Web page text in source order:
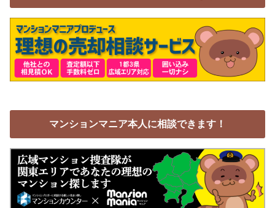
マンションマニア本人に相談できます！